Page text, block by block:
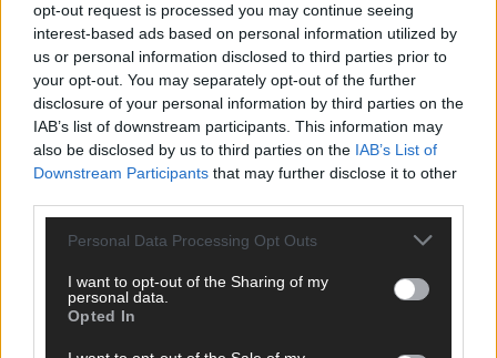
opt-out request is processed you may continue seeing
interest-based ads based on personal information utilized by
us or personal information disclosed to third parties prior to
your opt-out. You may separately opt-out of the further
disclosure of your personal information by third parties on the
IAB’s list of downstream participants. This information may
also be disclosed by us to third parties on the IAB’s List of
Downstream Participants that may further disclose it to other
Personal Data Processing Opt Outs
I want to opt-out of the Sharing of my
personal data.
Opted In
DIREKT ZUM THEMA
Money Matters
Tipps & Tricks